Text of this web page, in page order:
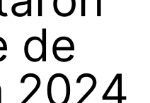
de
2024